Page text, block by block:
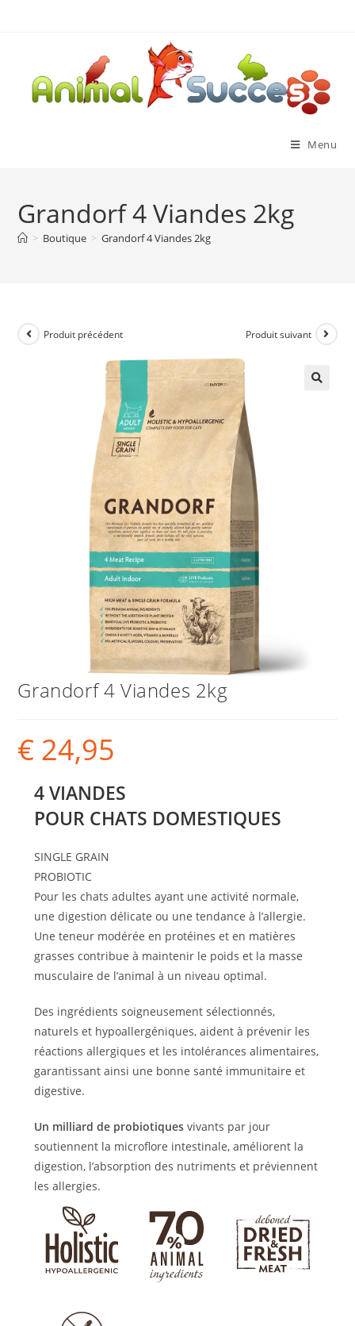
Menu
Grandorf 4 Viandes 2kg
> Boutique > Grandorf 4 Viandes 2kg
Produit précédent Produit suivant
Grandorf 4 Viandes 2kg
€ 24,95
4 VIANDES
POUR CHATS DOMESTIQUES
SINGLE GRAIN
PROBIOTIC
Pour les chats adultes ayant une activité normale,
une digestion délicate ou une tendance à l’allergie.
Une teneur modérée en protéines et en matières
grasses contribue à maintenir le poids et la masse
musculaire de l’animal à un niveau optimal.
Des ingrédients soigneusement sélectionnés,
naturels et hypoallergéniques, aident à prévenir les
réactions allergiques et les intolérances alimentaires,
garantissant ainsi une bonne santé immunitaire et
digestive.
Un milliard de probiotiquesvivants par jour
soutiennent la microflore intestinale, améliorent la
digestion, l’absorption des nutriments et préviennent
les allergies.